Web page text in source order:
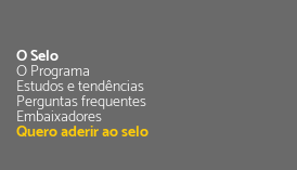
O Selo
O Programa
Estudos e tendências
Perguntas frequentes
Embaixadores
Quero aderir ao selo